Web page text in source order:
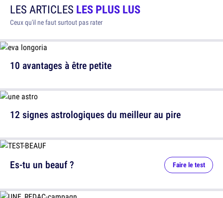
LES ARTICLES LES PLUS LUS
Ceux qu'il ne faut surtout pas rater
10 avantages à être petite
12 signes astrologiques du meilleur au pire
Es-tu un beauf ? Faire le test